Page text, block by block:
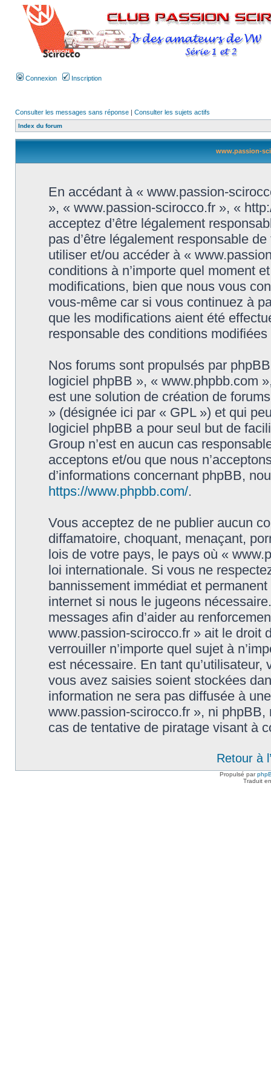
Connexion Inscription
Consulter les messages sans réponse | Consulter les sujets actifs
Index du forum
www.passion-
En accédant à « www.passion-
», « www.passion-scirocco.fr », «
acceptez d’être légalement
pas d’être légalement responsable
utiliser et/ou accéder à «
conditions à n’importe quel moment
modifications, bien que nous vous
vous-même car si vous continuez à
que les modifications aient été
responsable des conditions
Nos forums sont propulsés par
logiciel phpBB », « www.phpbb.com
est une solution de création de
» (désignée ici par « GPL ») et qui
logiciel phpBB a pour seul but de
Group n’est en aucun cas
acceptons et/ou que nous
d’informations concernant phpBB,
https://www.phpbb.com/.
Vous acceptez de ne publier aucun
diffamatoire, choquant, menaçant,
lois de votre pays, le pays où «
loi internationale. Si vous ne
bannissement immédiat et
internet si nous le jugeons
messages afin d’aider au
www.passion-scirocco.fr » ait le droit
verrouiller n’importe quel sujet à
est nécessaire. En tant
vous avez saisies soient stockées
information ne sera pas diffusée à
www.passion-scirocco.fr », ni
cas de tentative de piratage visant à
Retour à
Propulsé par
Traduit